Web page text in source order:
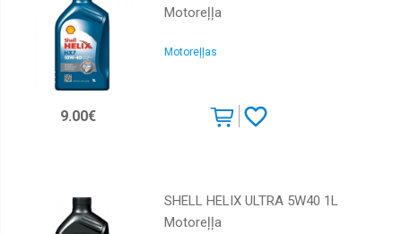
Mercedes
Mobil
Motorex
Motul
Shell
Motoreļļa
Motoreļļas
9.00€
SHELL HELIX ULTRA 5W40 1L
Motoreļļa